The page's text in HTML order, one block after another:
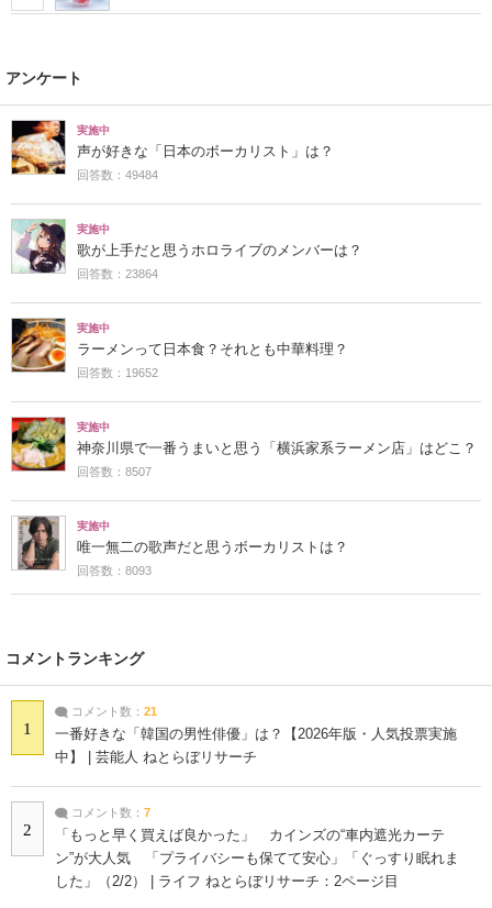
アンケート
実施中
声が好きな「日本のボーカリスト」は？
回答数：49484
実施中
歌が上手だと思うホロライブのメンバーは？
回答数：23864
実施中
ラーメンって日本食？それとも中華料理？
回答数：19652
実施中
神奈川県で一番うまいと思う「横浜家系ラーメン店」はどこ？
回答数：8507
実施中
唯一無二の歌声だと思うボーカリストは？
回答数：8093
コメントランキング
1
コメント数： 21
一番好きな「韓国の男性俳優」は？【2026年版・人気投票実施
中】 | 芸能人 ねとらぼリサーチ
2
コメント数： 7
「もっと早く買えば良かった」 カインズの“車内遮光カーテ
ン”が大人気 「プライバシーも保てて安心」「ぐっすり眠れま
した」（2/2） | ライフ ねとらぼリサーチ：2ページ目